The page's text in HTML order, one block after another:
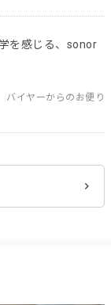
を感じる、sonor
バイヤーからのお便り